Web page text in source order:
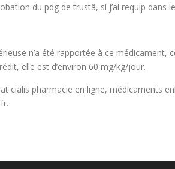
du pdg de trustâ, si j’ai requip dans
n’a été rapportée à ce médicament,
elle est d’environ 60 mg/kg/jour.
cialis pharmacie en ligne, médicaments